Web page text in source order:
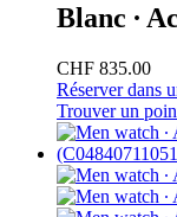
Blanc ∙
CHF 835.00
Réserver dans
Trouver un